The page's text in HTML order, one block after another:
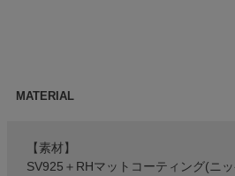
MATERIAL
【素材】
SV925＋RHマットコーティング(ニ